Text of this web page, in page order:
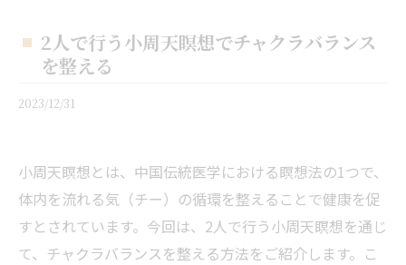
2人で行う小周天瞑想でチャクラバランス
を整える
2023/12/31
小周天瞑想とは、中国伝統医学における瞑想法の1つで、
体内を流れる気（チー）の循環を整えることで健康を促
すとされています。今回は、2人で行う小周天瞑想を通じ
て、チャクラバランスを整える方法をご紹介します。こ